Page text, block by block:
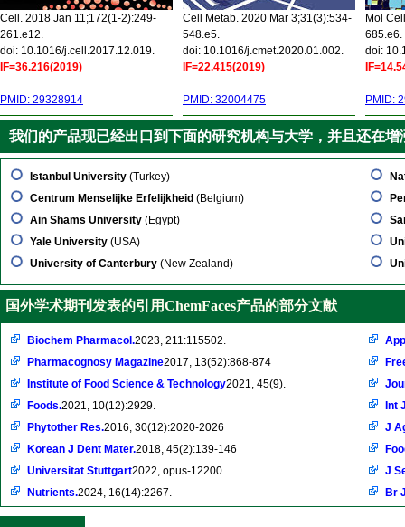
Cell. 2018 Jan 11;172(1-2):249-
261.e12.
doi: 10.1016/j.cell.2017.12.019.
IF=36.216(2019)
PMID: 29328914
Cell Metab. 2020 Mar 3;31(3):534-
548.e5.
doi: 10.1016/j.cmet.2020.01.002.
IF=22.415(2019)
PMID: 32004475
Mol
685.e6.
doi:
PMID:
我们的产品现已经出口到下面的研究机构与大学，并且还在增
Istanbul University (Turkey)
Centrum Menselijke Erfelijkheid (Belgium)
Ain Shams University (Egypt)
Yale University (USA)
University of Canterbury (New Zealand)
国外学术期刊发表的引用ChemFaces产品的部分文献
Biochem Pharmacol.2023, 211:115502.
Pharmacognosy Magazine2017, 13(52):868-874
Institute of Food Science & Technology2021, 45(9).
Foods.2021, 10(12):2929.
Phytother Res.2016, 30(12):2020-2026
Korean J Dent Mater.2018, 45(2):139-146
Universitat Stuttgart2022, opus-12200.
Nutrients.2024, 16(14):2267.
Int
J
J
Br